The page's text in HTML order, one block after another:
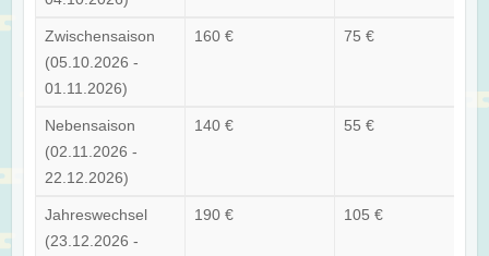
Zwischensaison
(05.10.2026 -
01.11.2026)
160 € 75 €
Nebensaison
(02.11.2026 -
22.12.2026)
140 € 55 €
Jahreswechsel
(23.12.2026 -
190 € 105 €